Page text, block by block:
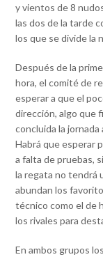
y vientos de 8
las dos de la tarde
los que se divide la
Después de la
hora, el comité de
esperar a que el
dirección, algo que
concluida la
Habrá que esperar
a falta de pruebas,
la regata no tendrá
abundan los
técnico como el de
los rivales para
En ambos grupos